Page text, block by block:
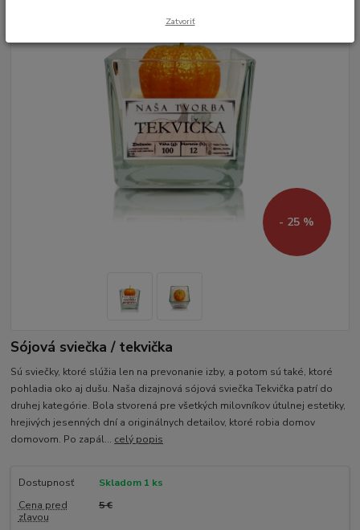
- 25 %
Sójová sviečka / tekvička
Sú sviečky, ktoré slúžia len na prevonanie izby, a potom sú také, ktoré
pohladia oko aj dušu. Naša dizajnová sójová sviečka Tekvička patrí do
druhej kategórie. Bola stvorená pre všetkých milovníkov útulnej estetiky,
hrejivých jesenných dní a originálnych detailov, ktoré robia domov
domovom. Po zapál... celý popis
Dostupnosť
Skladom 1 ks
Cena pred
zľavou
5 €
Zatvoriť